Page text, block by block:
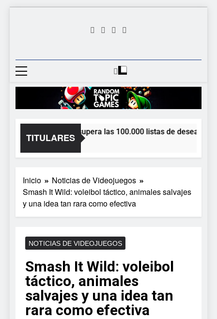
Random
Games
Videojuego Favorito
TITULARES
Dungeon Lurker supera las 100.000 listas de deseados
Inicio
Noticias de Videojuegos
Smash It Wild: voleibol táctico, animales salvajes
y una idea tan rara como efectiva
NOTICIAS DE VIDEOJUEGOS
Smash It Wild: voleibol
táctico, animales
salvajes y una idea tan
rara como efectiva